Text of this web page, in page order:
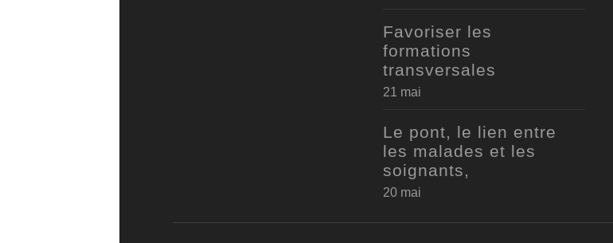
Favoriser les
formations
transversales
21 mai
Le pont, le lien entre
les malades et les
soignants,
20 mai